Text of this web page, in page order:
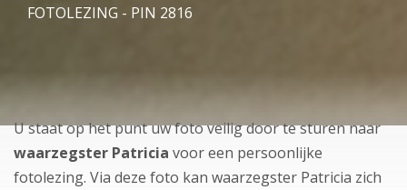
FOTOLEZING - PIN 2816
U staat op het punt uw foto veilig door te sturen naar
waarzegster Patricia voor een persoonlijke
fotolezing. Via deze foto kan waarzegster Patricia zich